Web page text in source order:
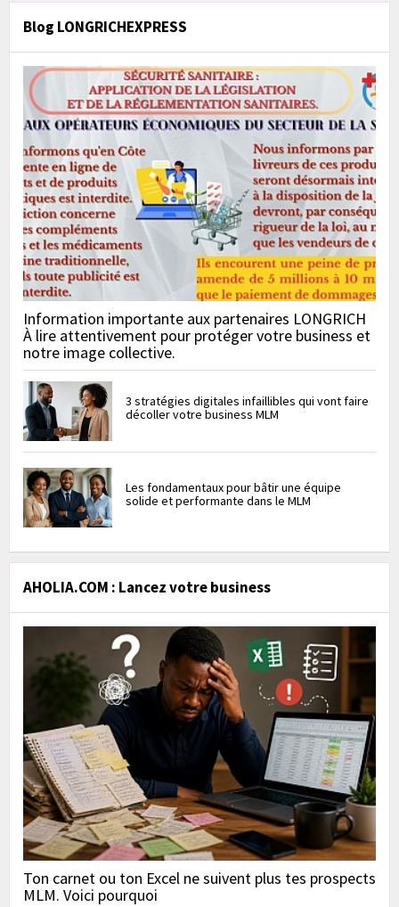
Blog LONGRICHEXPRESS
Information importante aux partenaires LONGRICH
À lire attentivement pour protéger votre business et
notre image collective.
3 stratégies digitales infaillibles qui vont faire
décoller votre business MLM
Les fondamentaux pour bâtir une équipe
solide et performante dans le MLM
AHOLIA.COM : Lancez votre business
Ton carnet ou ton Excel ne suivent plus tes prospects
MLM. Voici pourquoi